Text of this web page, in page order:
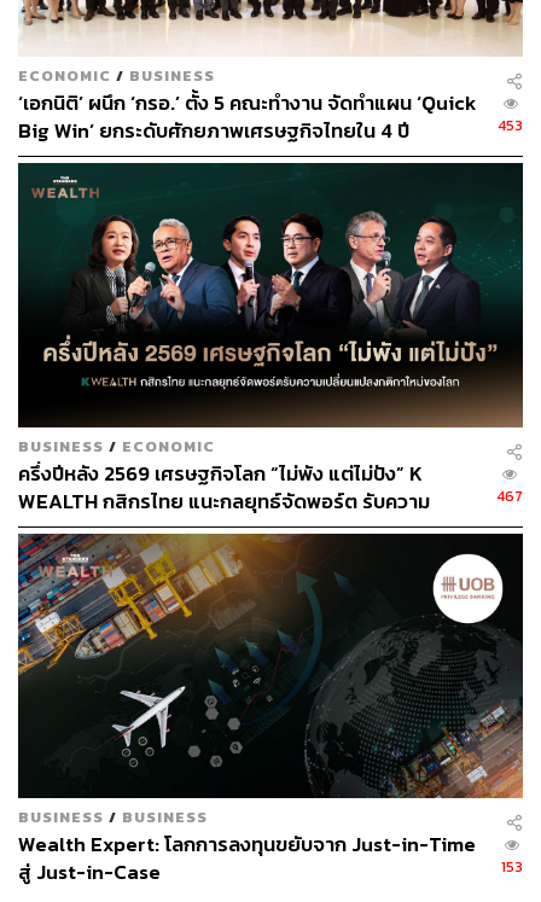
สิ่งนี้สามารถปรับใช้กับการทำธุรกิจ คนรวยอาจตกลงซื้ออุปก
รณ์ด้วยล็อตใหญ่ หรือเมื่อเรามีความสามารถพอ เราควรจะ
ซื้อทุกอย่างที่ไม่มีวันหมดอายุในปริมาณมากๆ
6. มหาเศรษฐีลงทุนในความสัมพันธ์
ไม่เคยมีใครที่นำเงินมาลงทุนกับผมโดยที่ไม่เคยรู้จักผมมา
ก่อน และอสังหาริมทรัพย์ส่วนใหญ่ที่ผมเป็นเจ้าของ ถูกซื้อมา
จากผู้ขายที่เลือกจะขายให้กับผมแทนที่จะเป็นคนอื่นๆ เพราะ
ความสัมพันธ์ที่มีระหว่างกัน
ยิ่งมีคนรู้จักคุณมากขึ้นเท่าใด จะยิ่งช่วยทำให้ผู้คนเชื่อถือและ
เชื่อมั่นในทักษะและความสามารถของคุณมากขึ้นเท่านั้น สิ่ง
นี้นำไปสู่โอกาสที่เปิดกว้างมากขึ้น การปิดดีลที่รวดเร็ว และ
อำนาจในการต่อรอง
ดังนั้น เราควรสละเวลาและทรัพยากรเพื่อสร้างหรือรักษา
ความสัมพันธ์ที่ดีเอาไว้
7. มหาเศรษฐีไม่เคยพึงพอใจ
แกรนต์ คาร์ดอน ถามเพื่อนคนหนึ่งของเขา ซึ่งเคยเป็นซีอีโอ
ที่ผ่านการทำงานร่วมกับกลุ่มมหาเศรษฐีที่ร่ำรวยมากที่สุดใน
โลกจำนวนหนึ่ง ด้วยคำถามที่ว่า อะไรคือสิ่งที่มหาเศรษฐี
เหล่านี้มีเหมือนๆ กัน
เพื่อนคนนั้นกล่าวว่า “มหาเศรษฐีเหล่านี้ไม่เคยพึงพอใจกับสิ่ง
ที่พวกเขาทำสำเร็จแล้ว แต่กลับยังโฟกัสกับเป้าหมายถัดไปที่
พวกเขาอาจทำได้สำเร็จ”
ECONOMIC / BUSINESS
‘เอกนิติ’ ผนึก ‘กรอ.’ ตั้ง 5 คณะทำงาน จัดทำแผน ‘Quick
Big Win’ ยกระดับศักยภาพเศรษฐกิจไทยใน 4 ปี
453
BUSINESS / ECONOMIC
ครึ่งปีหลัง 2569 เศรษฐกิจโลก “ไม่พัง แต่ไม่ปัง” K
WEALTH กสิกรไทย แนะกลยุทธ์จัดพอร์ต รับความ
เปลี่ยนแปลงกติกาใหม่ของโลก
467
BUSINESS / BUSINESS
Wealth Expert: โลกการลงทุนขยับจาก Just-in-Time
สู่ Just-in-Case
153